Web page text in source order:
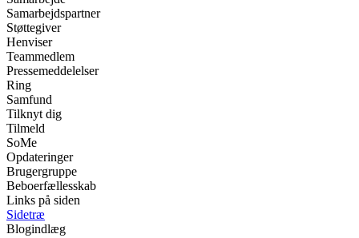
Samarbejdspartner
Støttegiver
Henviser
Teammedlem
Pressemeddelelser
Ring
Samfund
Tilknyt dig
Tilmeld
SoMe
Opdateringer
Brugergruppe
Beboerfællesskab
Links på siden
Sidetræ
Blogindlæg